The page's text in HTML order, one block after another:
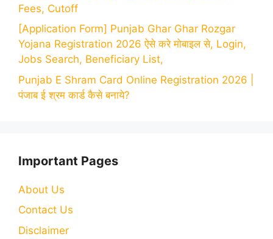
Fees, Cutoff
[Application Form] Punjab Ghar Ghar Rozgar
Yojana Registration 2026 ऐसे करे मोबाइल से, Login,
Jobs Search, Beneficiary List,
Punjab E Shram Card Online Registration 2026 |
पंजाब ई श्रम कार्ड कैसे बनाये?
Important Pages
About Us
Contact Us
Disclaimer